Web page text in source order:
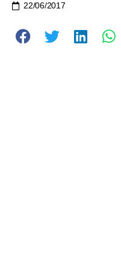
22/06/2017